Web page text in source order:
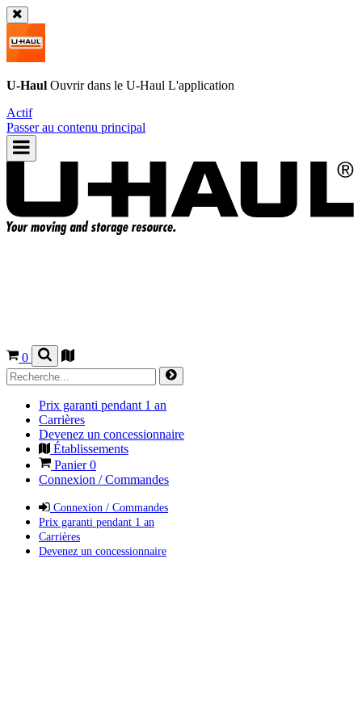
U-Haul Ouvrir dans le U-Haul L'application
Actif
Passer au contenu principal
0
Prix garanti pendant 1 an
Carrières
Devenez un concessionnaire
Établissements
Panier0
Connexion / Commandes
Connexion / Commandes
Prix garanti pendant 1 an
Carrières
Devenez un concessionnaire